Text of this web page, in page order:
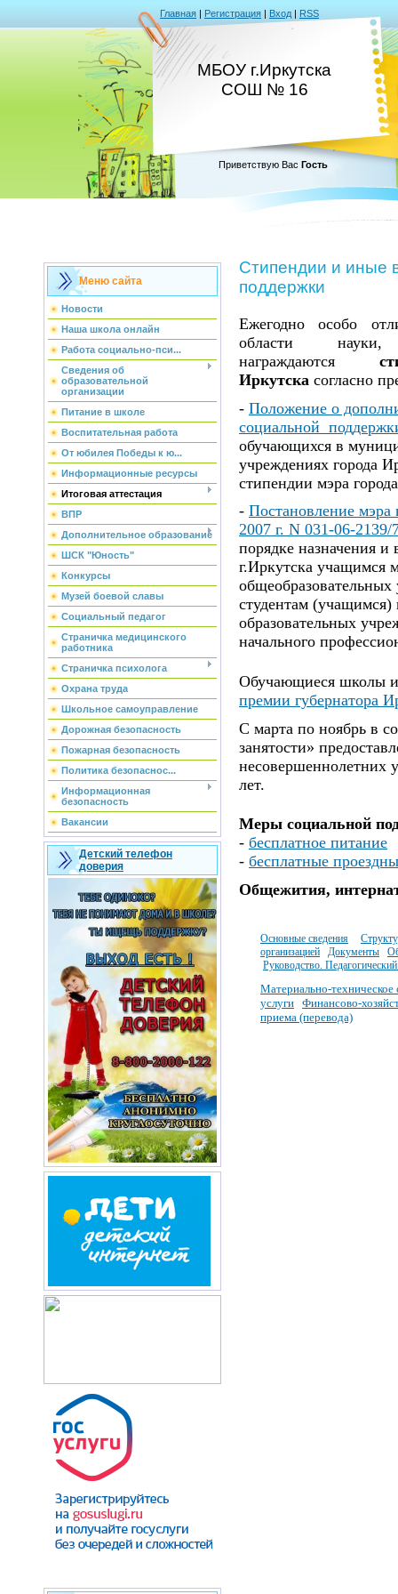
Главная | Регистрация | Вход | RSS
МБОУ г.Иркутска
СОШ № 16
Приветствую Вас Гость
Меню сайта
Новости
Наша школа онлайн
Работа социально-пси...
Сведения об
образовательной
организации
Питание в школе
Воспитательная работа
От юбилея Победы к ю...
Информационные ресурсы
Итоговая аттестация
ВПР
Дополнительное образование
ШСК "Юность"
Конкурсы
Музей боевой славы
Социальный педагог
Страничка медицинского
работника
Страничка психолога
Охрана труда
Школьное самоуправление
Дорожная безопасность
Пожарная безопасность
Политика безопаснос...
Информационная
безопасность
Вакансии
Детский телефон
доверия
Стипендии и иные
поддержки
Ежегодно особо
области
награждаются
Иркутска согласно
- Положение о
социальной
обучающихся в
учреждениях города
стипендии мэра
- Постановление мэра
2007 г. N 031-06-2139/
порядке назначения
г.Иркутска учащимся
студентам (учащимся)
образовательных
начального
Обучающиеся школы
премии губернатора
С марта по ноябрь в
занятости»
несовершеннолетних
лет.
Меры социальной
- бесплатное питание
- бесплатные
Общежития,
Основные сведения
организацией
Документы
Руководство.
Материально-техническое
услуги Финансово-­
приема (перевода)